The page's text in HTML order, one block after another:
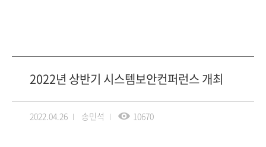
2022년 상반기 시스템보안컨퍼런스 개최
2022.04.26 송민석 10670